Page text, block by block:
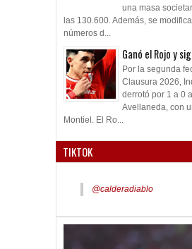
una masa
las 130.600. Además, se
números d...
Ganó el Rojo y
Por la segunda
Clausura 2026,
derrotó por 1 a 0
Avellaneda, con
Montiel. El Ro...
TIKTOK
@calderadiablo